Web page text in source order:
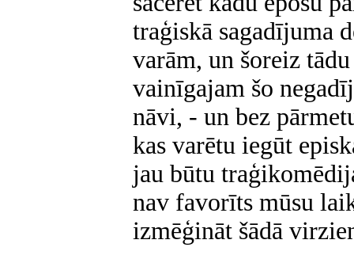
traģiskā sagadījuma
varām, un šoreiz
vainīgajam šo
nāvi, - un bez
kas varētu iegūt
jau būtu
nav favorīts mūsu
izmēģināt šādā